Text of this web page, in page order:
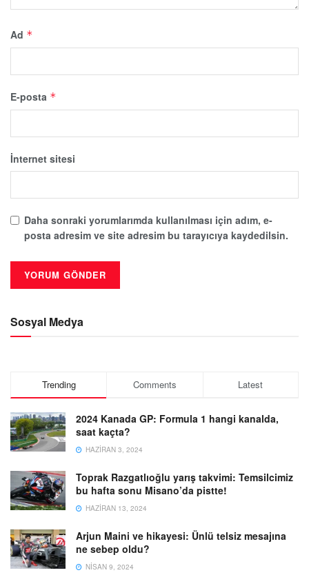
Ad *
E-posta *
İnternet sitesi
Daha sonraki yorumlarımda kullanılması için adım, e-
posta adresim ve site adresim bu tarayıcıya kaydedilsin.
Sosyal Medya
Trending Comments Latest
2024 Kanada GP: Formula 1 hangi kanalda,
saat kaçta?
HAZIRAN 3, 2024
Toprak Razgatlıoğlu yarış takvimi: Temsilcimiz
bu hafta sonu Misano’da pistte!
HAZIRAN 13, 2024
Arjun Maini ve hikayesi: Ünlü telsiz mesajına
ne sebep oldu?
NISAN 9, 2024